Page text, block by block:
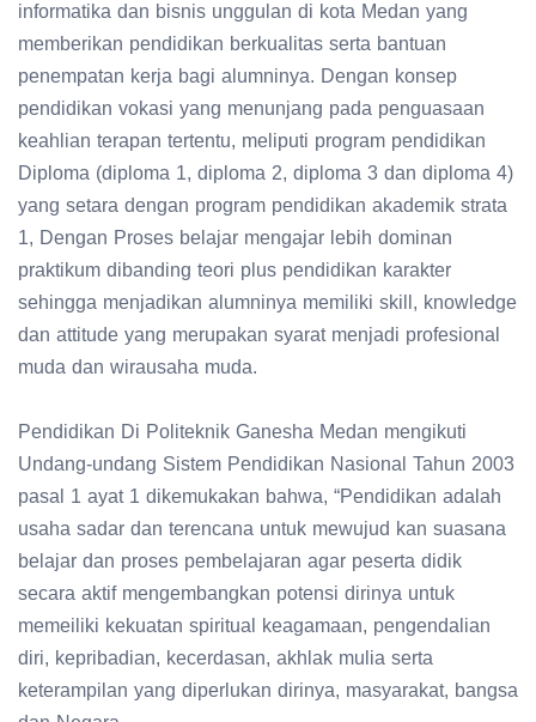
informatika dan bisnis unggulan di kota Medan yang
memberikan pendidikan berkualitas serta bantuan
penempatan kerja bagi alumninya. Dengan konsep
pendidikan vokasi yang menunjang pada penguasaan
keahlian terapan tertentu, meliputi program pendidikan
Diploma (diploma 1, diploma 2, diploma 3 dan diploma 4)
yang setara dengan program pendidikan akademik strata
1, Dengan Proses belajar mengajar lebih dominan
praktikum dibanding teori plus pendidikan karakter
sehingga menjadikan alumninya memiliki skill, knowledge
dan attitude yang merupakan syarat menjadi profesional
muda dan wirausaha muda.
Pendidikan Di Politeknik Ganesha Medan mengikuti
Undang-undang Sistem Pendidikan Nasional Tahun 2003
pasal 1 ayat 1 dikemukakan bahwa, “Pendidikan adalah
usaha sadar dan terencana untuk mewujud kan suasana
belajar dan proses pembelajaran agar peserta didik
secara aktif mengembangkan potensi dirinya untuk
memeiliki kekuatan spiritual keagamaan, pengendalian
diri, kepribadian, kecerdasan, akhlak mulia serta
keterampilan yang diperlukan dirinya, masyarakat, bangsa